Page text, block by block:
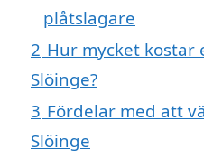
plåtslagare
2 Hur mycket kostar
Slöinge?
3 Fördelar med att
Slöinge